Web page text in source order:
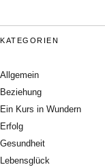
KATEGORIEN
Allgemein
Beziehung
Ein Kurs in Wundern
Erfolg
Gesundheit
Lebensglück